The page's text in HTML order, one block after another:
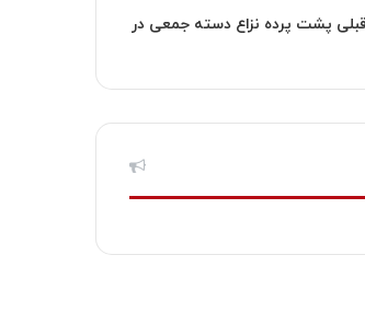
پشت پرده نزاع دسته جمعی در